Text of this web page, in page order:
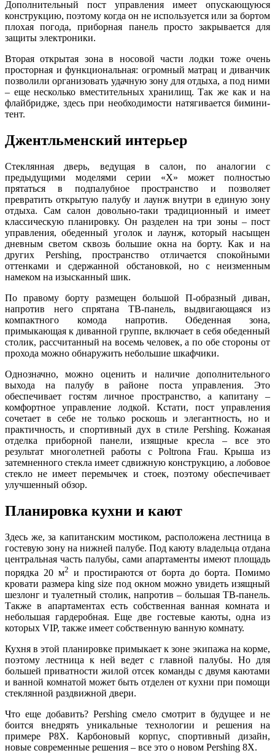
Дополнительный пост управления имеет опускающуюся
конструкцию, поэтому когда он не используется или за бортом
плохая погода, приборная панель просто закрывается для
защиты электроники.
Вторая открытая зона в носовой части лодки тоже очень
просторная и функциональная: огромный матрац и диванчик
позволили организовать удачную зону для отдыха, а под ними
– еще несколько вместительных хранилищ. Так же как и на
флайбридже, здесь при необходимости натягивается бимини-
тент.
Джентльменский интерьер
Стеклянная дверь, ведущая в салон, по аналогии с
предыдущими моделями серии «Х» может полностью
прятаться в подпалубное пространство и позволяет
превратить открытую палубу и лаунж внутри в единую зону
отдыха. Сам салон довольно-таки традиционный и имеет
классическую планировку. Он разделен на три зоны – пост
управления, обеденный уголок и лаунж, который насыщен
дневным светом сквозь большие окна на борту. Как и на
других Pershing, пространство отличается спокойными
оттенками и сдержанной обстановкой, но с неизменным
намеком на изысканный шик.
По правому борту размещен большой П-образный диван,
напротив него спрятана ТВ-панель, выдвигающаяся из
компактного комода напротив. Обеденная зона,
примыкающая к диванной группе, включает в себя обеденный
столик, рассчитанный на восемь человек, а по обе стороны от
прохода можно обнаружить небольшие шкафчики.
Однозначно, можно оценить и наличие дополнительного
выхода на палубу в районе поста управления. Это
обеспечивает гостям личное пространство, а капитану –
комфортное управление лодкой. Кстати, пост управления
сочетает в себе не только роскошь и элегантность, но и
практичность, и спортивный дух в стиле Pershing. Кожаная
отделка приборной панели, изящные кресла – все это
результат многолетней работы с Poltrona Frau. Крыша из
затемненного стекла имеет сдвижную конструкцию, а лобовое
стекло не имеет перемычек и стоек, поэтому обеспечивает
улучшенный обзор.
Планировка кухни и кают
Здесь же, за капитанским мостиком, расположена лестница в
гостевую зону на нижней палубе. Под каюту владельца отдана
центральная часть палубы, сами апартаменты имеют площадь
порядка 20 м2 и простираются от борта до борта. Помимо
кровати размера king size под окном можно увидеть изящный
шезлонг и туалетный столик, напротив – большая ТВ-панель.
Также в апартаментах есть собственная ванная комната и
небольшая гардеробная. Еще две гостевые каюты, одна из
которых VIP, также имеет собственную ванную комнату.
Кухня в этой планировке примыкает к зоне экипажа на корме,
поэтому лестница к ней ведет с главной палубы. Но для
большей приватности жилой отсек команды с двумя каютами
и ванной комнатой может быть отделен от кухни при помощи
стеклянной раздвижной двери.
Что еще добавить? Pershing смело смотрит в будущее и не
боится внедрять уникальные технологии и решения на
примере P8X. Карбоновый корпус, спортивный дизайн,
новые современные решения – все это о новом Pershing 8X.